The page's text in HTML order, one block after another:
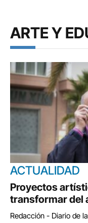
ARTE Y
ACTUALIDAD
Proyectos
transformar del
Redacción - Diario de